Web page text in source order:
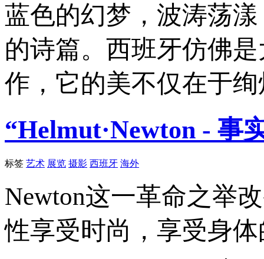
蓝色的幻梦，波涛荡
的诗篇。西班牙仿佛
作，它的美不仅在于
“Helmut·Newton - 事
标签 艺术 展览 摄影 西班牙 海外
Newton这一革命之举
性享受时尚，享受身